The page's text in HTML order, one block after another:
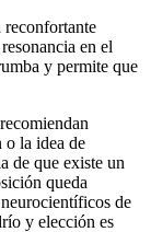
reconfortante
en el
y permite que
o la idea de
de que existe un
queda
de
y elección es